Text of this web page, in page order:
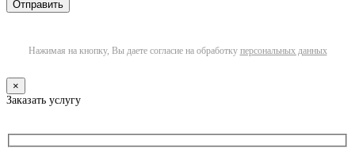
Нажимая на кнопку, Вы даете согласие на обработку персональных данных
×
Заказать услугу